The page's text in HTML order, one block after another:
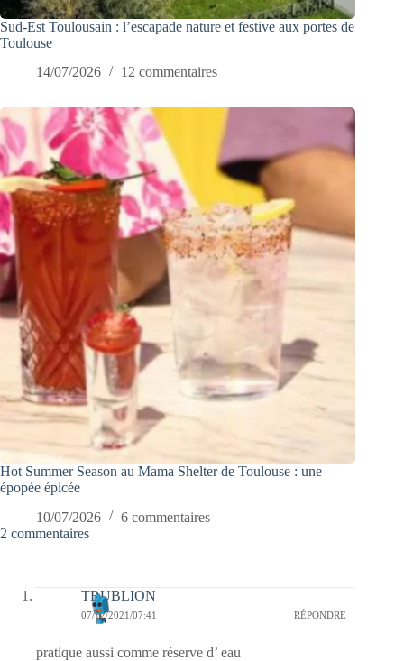
Sud-Est Toulousain : l’escapade nature et festive aux portes de
Toulouse
14/07/2026
12 commentaires
Hot Summer Season au Mama Shelter de Toulouse : une
épopée épicée
10/07/2026
6 commentaires
2 commentaires
TRUBLION
07/12/2021/07:41 RÉPONDRE
pratique aussi comme réserve d’ eau